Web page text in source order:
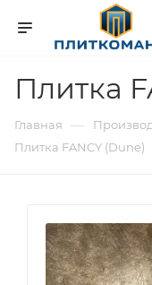
Плитка
Главная —
Плитка FANCY (Dune)